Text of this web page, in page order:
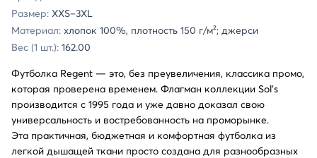
Размер: XXS–3XL
Материал: хлопок 100%, плотность 150 г/м²; джерси
Вес (1 шт.): 162.00
Футболка Regent — это, без преувеличения, классика промо,
которая проверена временем. Флагман коллекции Sol’s
производится с 1995 года и уже давно доказал свою
универсальность и востребованность на проморынке.
Эта практичная, бюджетная и комфортная футболка из
легкой дышащей ткани просто создана для разнообразных